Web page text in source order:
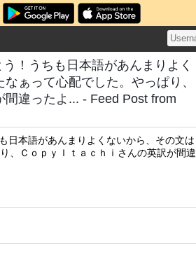
！うちも日本語があんまりよく
ぁって心配でした。やっぱり、
間違ったよ... - Feed Post from
本語があんまりよくないから、その文は
、ＣｏｐｙＩｔａｃｈｉさんの英訳が間違